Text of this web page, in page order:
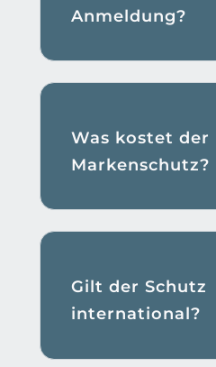
Anmeldung?
Was kostet der
Markenschutz?
Gilt der Schutz
international?